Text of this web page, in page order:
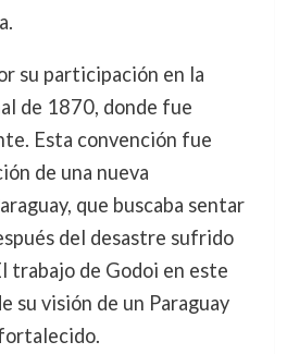
su participación en la
de 1870, donde fue
Esta convención fue
de una nueva
que buscaba sentar
del desastre sufrido
trabajo de Godoi en este
su visión de un Paraguay